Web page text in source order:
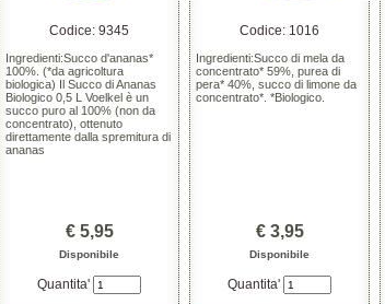
Codice: 9345
Ingredienti:Succo d'ananas*
100%. (*da agricoltura
biologica) Il Succo di Ananas
Biologico 0,5 L Voelkel è un
succo puro al 100% (non da
concentrato), ottenuto
direttamente dalla spremitura di
ananas
€ 5,95
Disponibile
Quantita'
Codice: 1016
Ingredienti:Succo di mela da
concentrato* 59%, purea di
pera* 40%, succo di limone da
concentrato*. *Biologico.
€ 3,95
Disponibile
Quantita'